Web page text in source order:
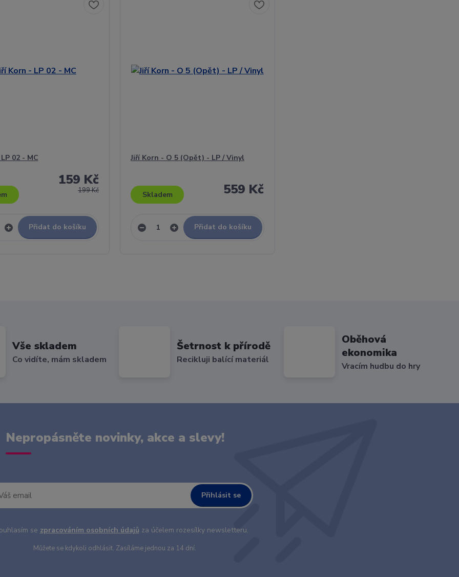
02 - MC
199 Kč
159 Kč
Přidat do košíku
Jiří Korn - O 5 (Opět) - LP / Vinyl
559 Kč
Skladem
Přidat do košíku
Vše skladem
Co vidíte, mám skladem
Šetrnost k přírodě
Recikluji balící materiál
Oběhová
ekonomika
Vracím hudbu do hry
Nepropásněte novinky, akce a slevy!
Přihlásit se
se zpracováním osobních údajů za účelem rozesílky newsletteru.
Můžete se kdykoli odhlásit. Zasíláme jednou za 14 dní.